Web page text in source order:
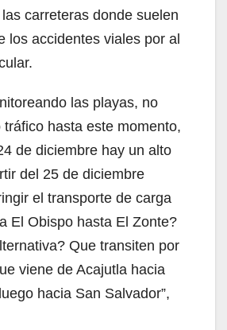
carreteras donde suelen
los accidentes viales por al
las playas, no
tráfico hasta este momento,
de diciembre hay un alto
del 25 de diciembre
el transporte de carga
El Obispo hasta El Zonte?
Que transiten por
viene de Acajutla hacia
hacia San Salvador”,